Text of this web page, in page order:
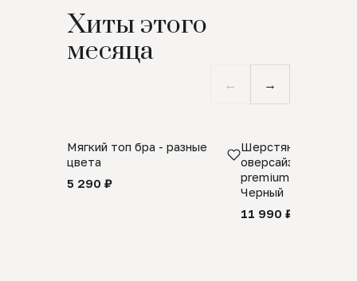
Хиты этого
месяца
← →
Мягкий топ бра - разные
цвета
5 290 ₽
Шерстяной свитер
оверсайз 100%
premium merino
Черный
11 990 ₽